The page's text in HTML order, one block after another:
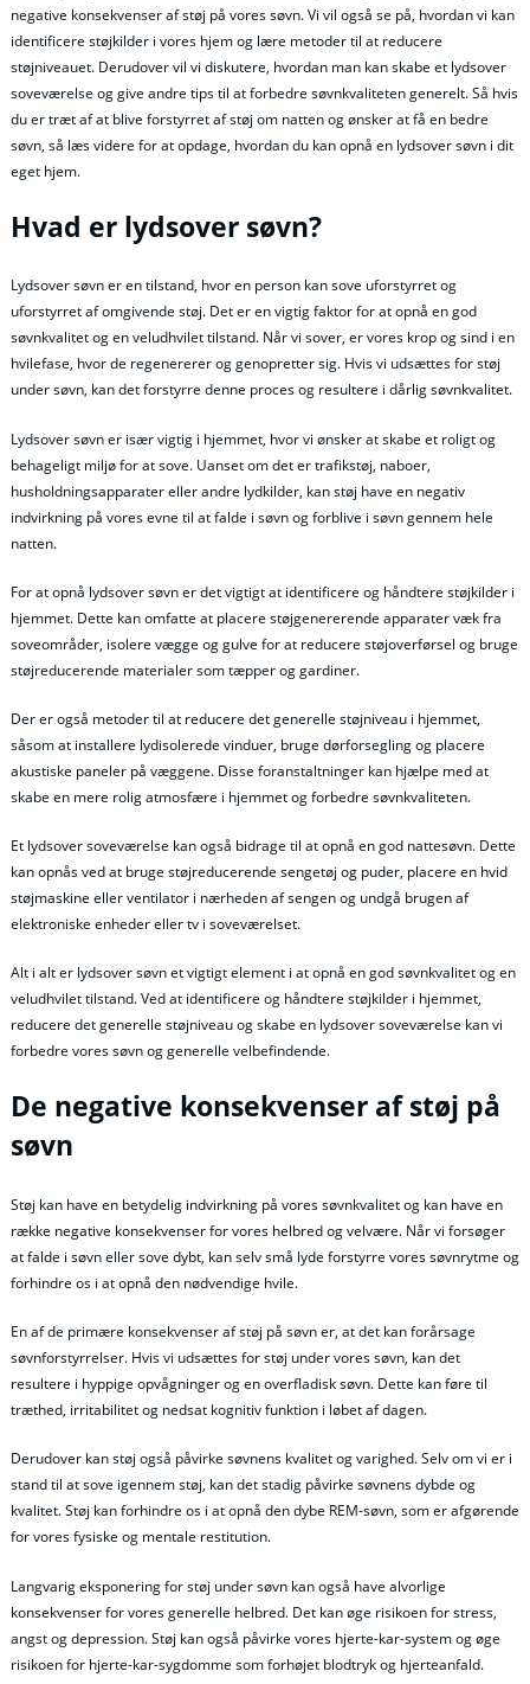
negative konsekvenser af støj på vores søvn. Vi vil også se på, hvordan vi kan
identificere støjkilder i vores hjem og lære metoder til at reducere
støjniveauet. Derudover vil vi diskutere, hvordan man kan skabe et lydsover
soveværelse og give andre tips til at forbedre søvnkvaliteten generelt. Så hvis
du er træt af at blive forstyrret af støj om natten og ønsker at få en bedre
søvn, så læs videre for at opdage, hvordan du kan opnå en lydsover søvn i dit
eget hjem.
Hvad er lydsover søvn?
Lydsover søvn er en tilstand, hvor en person kan sove uforstyrret og
uforstyrret af omgivende støj. Det er en vigtig faktor for at opnå en god
søvnkvalitet og en veludhvilet tilstand. Når vi sover, er vores krop og sind i en
hvilefase, hvor de regenererer og genopretter sig. Hvis vi udsættes for støj
under søvn, kan det forstyrre denne proces og resultere i dårlig søvnkvalitet.
Lydsover søvn er især vigtig i hjemmet, hvor vi ønsker at skabe et roligt og
behageligt miljø for at sove. Uanset om det er trafikstøj, naboer,
husholdningsapparater eller andre lydkilder, kan støj have en negativ
indvirkning på vores evne til at falde i søvn og forblive i søvn gennem hele
natten.
For at opnå lydsover søvn er det vigtigt at identificere og håndtere støjkilder i
hjemmet. Dette kan omfatte at placere støjgenererende apparater væk fra
soveområder, isolere vægge og gulve for at reducere støjoverførsel og bruge
støjreducerende materialer som tæpper og gardiner.
Der er også metoder til at reducere det generelle støjniveau i hjemmet,
såsom at installere lydisolerede vinduer, bruge dørforsegling og placere
akustiske paneler på væggene. Disse foranstaltninger kan hjælpe med at
skabe en mere rolig atmosfære i hjemmet og forbedre søvnkvaliteten.
Et lydsover soveværelse kan også bidrage til at opnå en god nattesøvn. Dette
kan opnås ved at bruge støjreducerende sengetøj og puder, placere en hvid
støjmaskine eller ventilator i nærheden af sengen og undgå brugen af
elektroniske enheder eller tv i soveværelset.
Alt i alt er lydsover søvn et vigtigt element i at opnå en god søvnkvalitet og en
veludhvilet tilstand. Ved at identificere og håndtere støjkilder i hjemmet,
reducere det generelle støjniveau og skabe en lydsover soveværelse kan vi
forbedre vores søvn og generelle velbefindende.
De negative konsekvenser af støj på
søvn
Støj kan have en betydelig indvirkning på vores søvnkvalitet og kan have en
række negative konsekvenser for vores helbred og velvære. Når vi forsøger
at falde i søvn eller sove dybt, kan selv små lyde forstyrre vores søvnrytme og
forhindre os i at opnå den nødvendige hvile.
En af de primære konsekvenser af støj på søvn er, at det kan forårsage
søvnforstyrrelser. Hvis vi udsættes for støj under vores søvn, kan det
resultere i hyppige opvågninger og en overfladisk søvn. Dette kan føre til
træthed, irritabilitet og nedsat kognitiv funktion i løbet af dagen.
Derudover kan støj også påvirke søvnens kvalitet og varighed. Selv om vi er i
stand til at sove igennem støj, kan det stadig påvirke søvnens dybde og
kvalitet. Støj kan forhindre os i at opnå den dybe REM-søvn, som er afgørende
for vores fysiske og mentale restitution.
Langvarig eksponering for støj under søvn kan også have alvorlige
konsekvenser for vores generelle helbred. Det kan øge risikoen for stress,
angst og depression. Støj kan også påvirke vores hjerte-kar-system og øge
risikoen for hjerte-kar-sygdomme som forhøjet blodtryk og hjerteanfald.